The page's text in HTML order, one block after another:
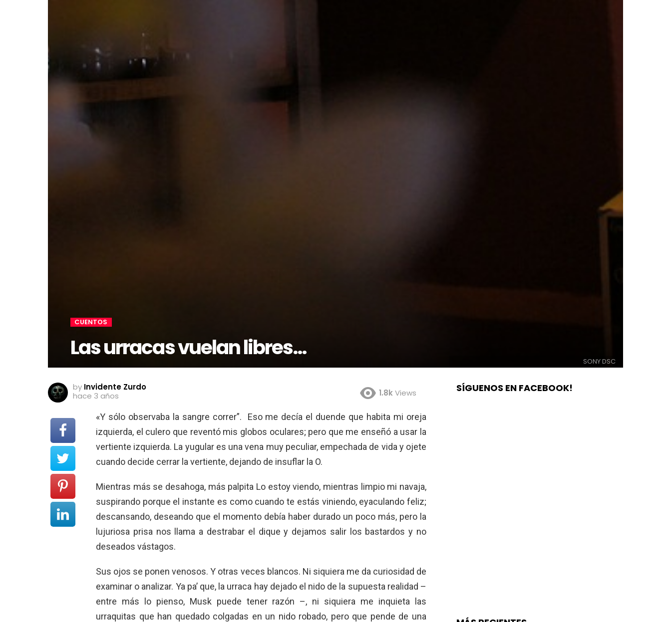
CUENTOS
Las urracas vuelan libres…
SONY DSC
by Invidente Zurdo
hace 3 años
1.8kViews
«Y sólo observaba la sangre correr”. Eso me decía el duende que habita mi oreja
izquierda, el culero que reventó mis globos oculares; pero que me enseñó a usar la
vertiente izquierda. La yugular es una vena muy peculiar, empechada de vida y ojete
cuando decide cerrar la vertiente, dejando de insuflar la O.
Mientras más se desahoga, más palpita Lo estoy viendo, mientras limpio mi navaja,
suspirando porque el instante es como cuando te estás viniendo, eyaculando feliz;
descansando, deseando que el momento debía haber durado un poco más, pero la
lujuriosa prisa nos llama a destrabar el dique y dejamos salir los bastardos y no
deseados vástagos.
Sus ojos se ponen venosos. Y otras veces blancos. Ni siquiera me da curiosidad de
examinar o analizar. Ya pa’ que, la urraca hay dejado el nido de la supuesta realidad –
entre más lo pienso, Musk puede tener razón –, ni siquiera me inquieta las
urraquitas que han quedado colgadas en un nido robado, pero que pende de una
SÍGUENOS EN FACEBOOK!